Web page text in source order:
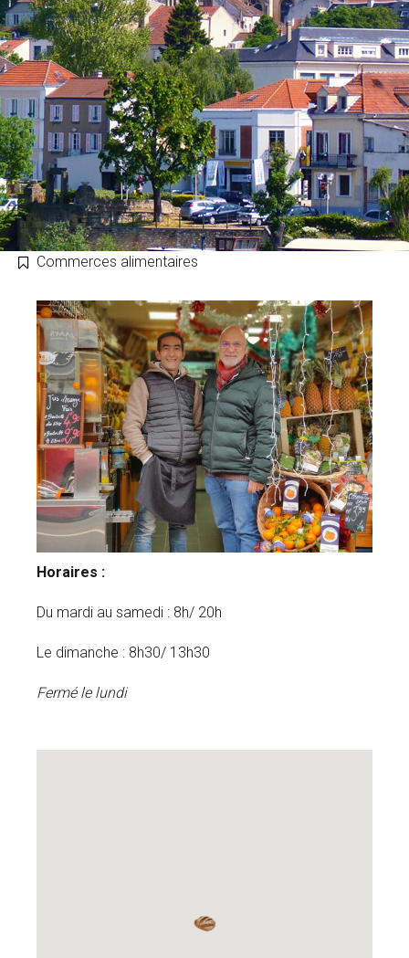
Commerces alimentaires
Horaires :
Du mardi au samedi : 8h/ 20h
Le dimanche : 8h30/ 13h30
Fermé le lundi